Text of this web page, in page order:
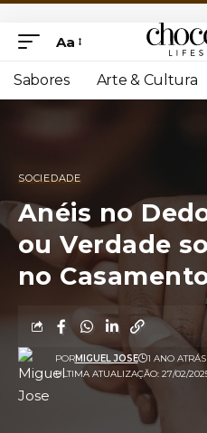
Aa
Sabores Arte & Cultura
SOCIEDADE
Anéis no
ou Verdade
no
ULTIMA ATUALIZAÇÃO: 27/02/
PORMIGUEL JOSE 1 ANO ATRÁS